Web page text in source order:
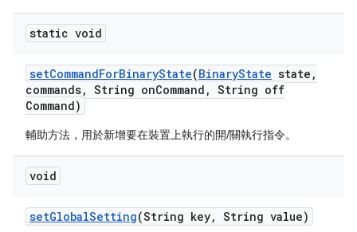
static void
setCommandForBinaryState(BinaryState state ,
commands, String onCommand , String off
Command)
輔助方法，用於新增要在裝置上執行的開/關執行指令。
void
setGlobalSetting(String key, String value)